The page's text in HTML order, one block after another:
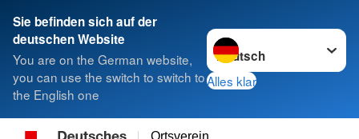
Sie befinden sich auf der
deutschen Website
You are on the German website,
you can use the switch to switch to
the English one
Sprache wechseln zu
Alles klar